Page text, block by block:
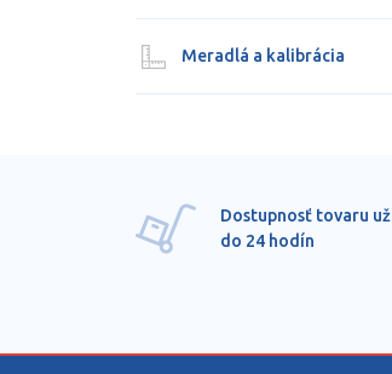
Meradlá a kalibrácia
Dostupnosť tovaru už
do 24 hodín